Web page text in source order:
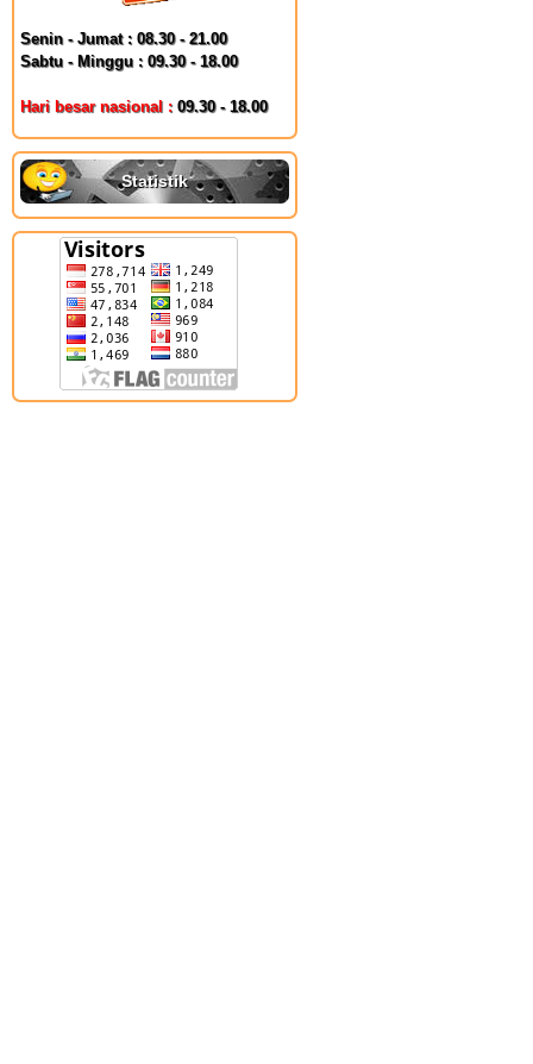
Senin - Jumat : 08.30 - 21.00
Sabtu - Minggu : 09.30 - 18.00
Hari besar nasional : 09.30 - 18.00
Statistik